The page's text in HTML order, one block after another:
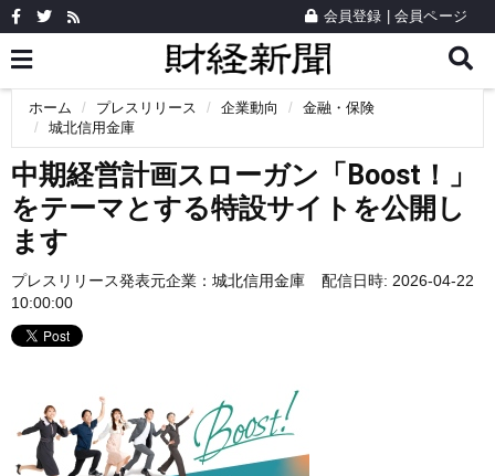
会員登録 会員ページ
ホーム プレスリリース 企業動向
金融・保険
城北信用金庫
中期経営計画スローガン「Boost！」
をテーマとする特設サイトを公開し
ます
プレスリリース発表元企業： 城北信用金庫
配信日時: 2026-04-22
10:00:00